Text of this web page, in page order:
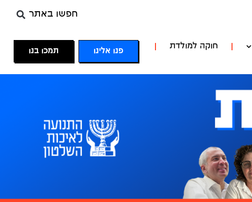
חפשו באתר
חוקה למולדת
פנו אלינו תמכו בנו